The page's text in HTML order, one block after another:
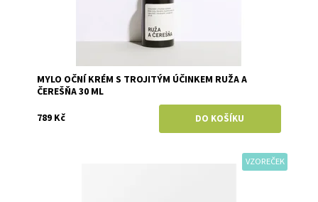
MYLO OČNÍ KRÉM S TROJITÝM ÚČINKEM RUŽA A
ČEREŠŇA 30 ML
789 Kč
VZOREČEK